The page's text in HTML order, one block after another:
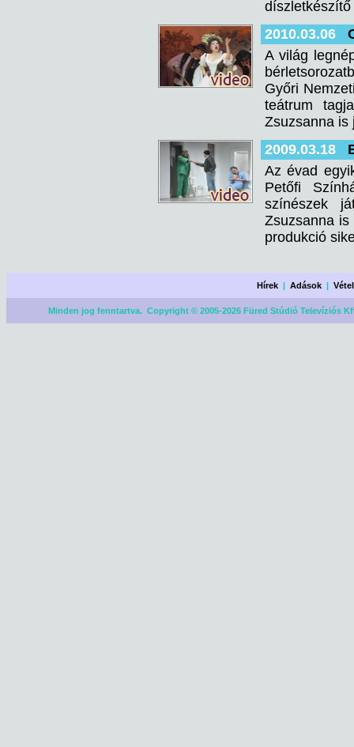
2010.03.06
A világ
Győri
teátrum
Zsuzsanna is
2009.03.18
Az évad
Petőfi
színészek
Zsuzsanna
produkció
Hírek |Adások |
Minden jog fenntartva. Copyright © 2005-2026 Füred Stúdió Televíziós